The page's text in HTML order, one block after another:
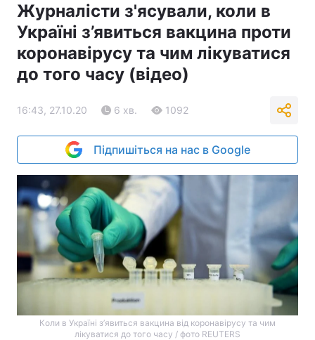
Журналісти з'ясували, коли в
Україні з’явиться вакцина проти
коронавірусу та чим лікуватися
до того часу (відео)
16:43, 27.10.20 6 хв. 1092
Підпишіться на нас в Google
Коли в Україні з’явиться вакцина від коронавірусу та чим
лікуватися до того часу / фото REUTERS